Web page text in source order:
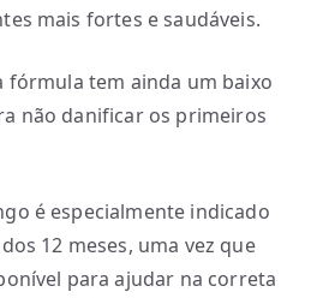
mais fortes e saudáveis.
fórmula tem ainda um baixo
não danificar os primeiros
é especialmente indicado
12 meses, uma vez que
para ajudar na correta